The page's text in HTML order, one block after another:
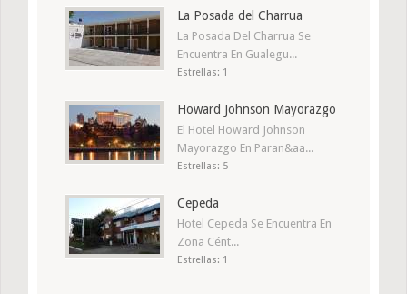
La Posada del Charrua
La Posada Del Charrua Se
Encuentra En Gualegu...
Estrellas: 1
Howard Johnson Mayorazgo
El Hotel Howard Johnson
Mayorazgo En Paran&aa...
Estrellas: 5
Cepeda
Hotel Cepeda Se Encuentra En
Zona Cént...
Estrellas: 1